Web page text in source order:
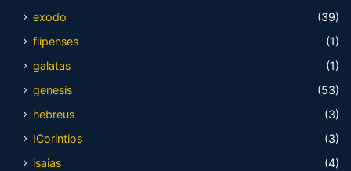
exodo
(39)
fiipenses
(1)
galatas
(1)
genesis
(53)
hebreus
(3)
ICorintios
(3)
isaias
(4)